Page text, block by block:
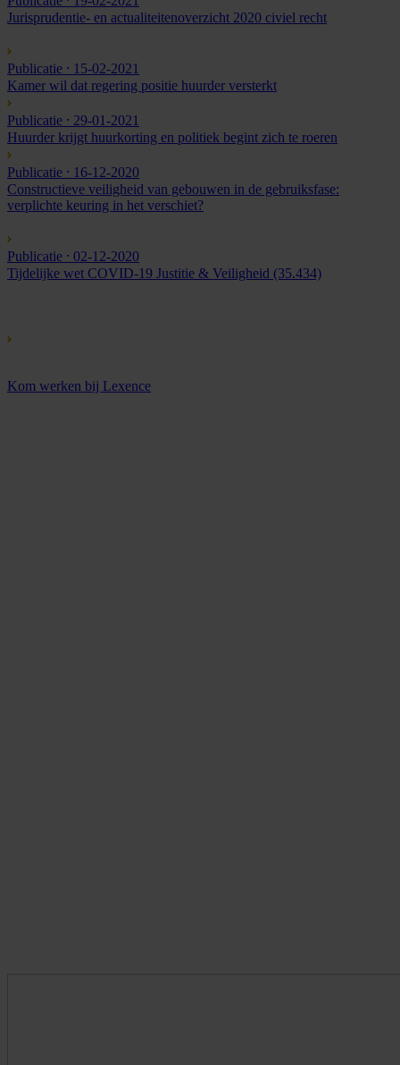
Jurisprudentie- en actualiteitenoverzicht 2020 civiel recht
Publicatie ⸱ 15-02-2021
Kamer wil dat regering positie huurder versterkt
Publicatie ⸱ 29-01-2021
Huurder krijgt huurkorting en politiek begint zich te roeren
Publicatie ⸱ 16-12-2020
Constructieve veiligheid van gebouwen in de gebruiksfase:
verplichte keuring in het verschiet?
Publicatie ⸱ 02-12-2020
Tijdelijke wet COVID-19 Justitie & Veiligheid (35.434)
Kom werken bij Lexence